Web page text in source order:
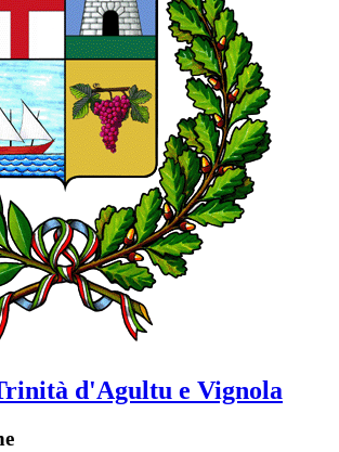
d'Agultu e Vignola